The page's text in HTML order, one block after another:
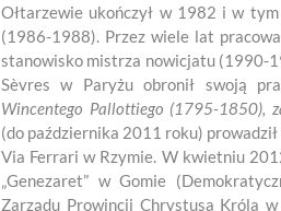
Ołtarzewie ukończył w 1982 i w
(1986-1988). Przez wiele lat
stanowisko mistrza nowicjatu (1990-
Sèvres w Paryżu obronił swoją
Wincentego Pallottiego (1795-1850),
(do października 2011 roku)
Via Ferrari w Rzymie. W kwietniu
„Genezaret” w Gomie
Zarządu Prowincji Chrystusa Króla